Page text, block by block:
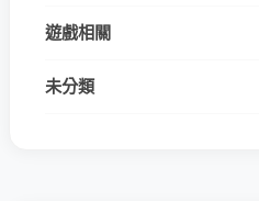
遊戲相關
未分類